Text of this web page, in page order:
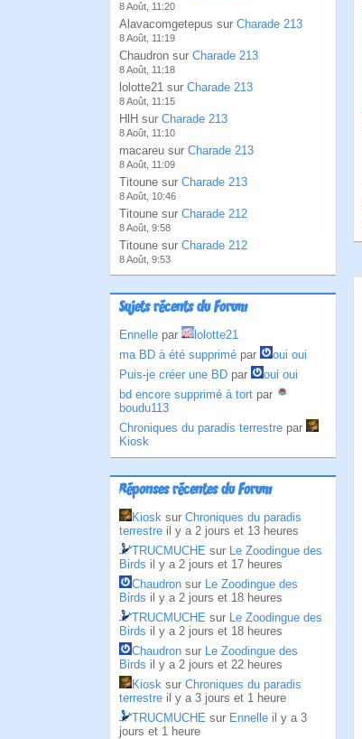
8 Août, 11:20
Alavacomgetepus sur Charade 213
8 Août, 11:19
Chaudron sur Charade 213
8 Août, 11:18
lolotte21 sur Charade 213
8 Août, 11:15
HlH sur Charade 213
8 Août, 11:10
macareu sur Charade 213
8 Août, 11:09
Titoune sur Charade 213
8 Août, 10:46
Titoune sur Charade 212
8 Août, 9:58
Titoune sur Charade 212
8 Août, 9:53
Sujets récents du Forum
Ennelle par
lolotte21
ma BD à été supprimé par
oui oui
Puis-je créer une BD par
oui oui
bd encore supprimé à tort par
boudu113
Chroniques du paradis terrestre par
Kiosk
Réponses récentes du Forum
Kiosk sur Chroniques du paradis
terrestre il y a 2 jours et 13 heures
TRUCMUCHE sur Le Zoodingue des
Birds il y a 2 jours et 17 heures
Chaudron sur Le Zoodingue des
Birds il y a 2 jours et 18 heures
TRUCMUCHE sur Le Zoodingue des
Birds il y a 2 jours et 18 heures
Chaudron sur Le Zoodingue des
Birds il y a 2 jours et 22 heures
Kiosk sur Chroniques du paradis
terrestre il y a 3 jours et 1 heure
TRUCMUCHE sur Ennelle il y a 3
jours et 1 heure